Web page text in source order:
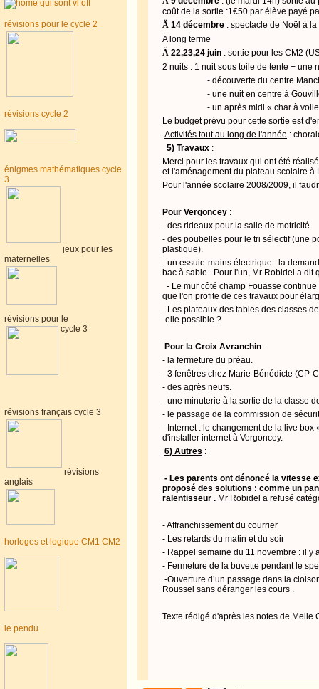
révisions pour le cycle 2
révisions cycle 2
énigmes mathématiques cycle
3
jeux pour les
maternelles
révisions pour le
cycle 3
révisions français cycle 3
révisions
anglais
horloges et logique CM1 CM2
le pendu
coût de la sortie :1€50 par élève payé
Ä 14 décembre : spectacle de Noël à
A long terme
Ä 22,23,24 juin : sortie pour les CM2
2 nuits : 1 nuit sous toile de tente + une
- découverte du centre
- une nuit en centre à
- un après midi « char à
Le budget prévu pour cette sortie est
Activités tout au long de l'année :
5) Travaux :
Merci pour les travaux qui ont été
et l'aménagement du plateau scolaire à
Pour l'année scolaire 2008/2009, il
Pour Vergoncey :
- des rideaux pour la salle de motricité.
- des poubelles pour le tri sélectif (une
plastique).
- un essuie-mains électrique : la
bac à sable . Pour l'un, Mr Robidel a dit
- Le mur côté champ Fouasse continue
que l'on profite de ces travaux pour
- Les plateaux des tables des classes
-elle possible ?
Pour la Croix Avranchin :
- la fermeture du préau.
- 3 fenêtres chez Marie-Bénédicte (CP-
- des agrès neufs.
- une minuterie à la sortie de la classe
- le passage de la commission de
- Internet : le changementde la live box
d'installerinternetà Vergoncey.
6) Autres :
- Les parents ont dénoncé la vitesse
proposé des solutions : comme un
ralentisseur . Mr Robidel a refusé
- Affranchissement du courrier
- Les retards du matin et du soir
- Rappel semaine du 11 novembre : il
- Fermeture de la buvette pendant le
-Ouverture d’un passage dans la
Roussel sans déranger lescours .
Texte rédigé d'après les notes de Melle